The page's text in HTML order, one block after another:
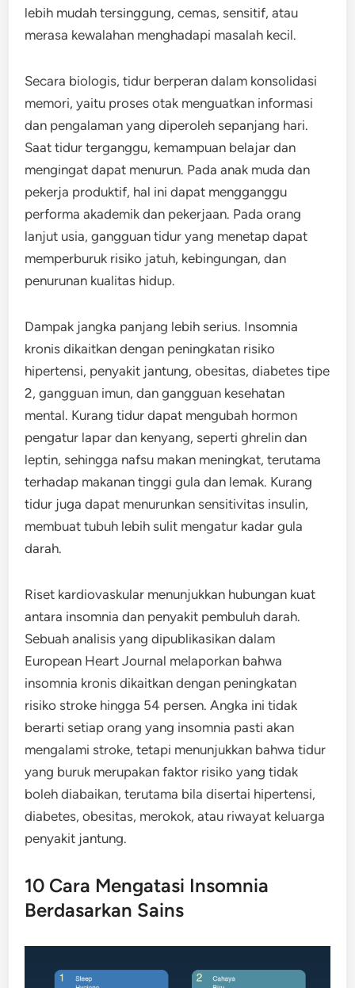
lebih mudah tersinggung, cemas, sensitif, atau
merasa kewalahan menghadapi masalah kecil.
Secara biologis, tidur berperan dalam konsolidasi
memori, yaitu proses otak menguatkan informasi
dan pengalaman yang diperoleh sepanjang hari.
Saat tidur terganggu, kemampuan belajar dan
mengingat dapat menurun. Pada anak muda dan
pekerja produktif, hal ini dapat mengganggu
performa akademik dan pekerjaan. Pada orang
lanjut usia, gangguan tidur yang menetap dapat
memperburuk risiko jatuh, kebingungan, dan
penurunan kualitas hidup.
Dampak jangka panjang lebih serius. Insomnia
kronis dikaitkan dengan peningkatan risiko
hipertensi, penyakit jantung, obesitas, diabetes tipe
2, gangguan imun, dan gangguan kesehatan
mental. Kurang tidur dapat mengubah hormon
pengatur lapar dan kenyang, seperti ghrelin dan
leptin, sehingga nafsu makan meningkat, terutama
terhadap makanan tinggi gula dan lemak. Kurang
tidur juga dapat menurunkan sensitivitas insulin,
membuat tubuh lebih sulit mengatur kadar gula
darah.
Riset kardiovaskular menunjukkan hubungan kuat
antara insomnia dan penyakit pembuluh darah.
Sebuah analisis yang dipublikasikan dalam
European Heart Journal melaporkan bahwa
insomnia kronis dikaitkan dengan peningkatan
risiko stroke hingga 54 persen. Angka ini tidak
berarti setiap orang yang insomnia pasti akan
mengalami stroke, tetapi menunjukkan bahwa tidur
yang buruk merupakan faktor risiko yang tidak
boleh diabaikan, terutama bila disertai hipertensi,
diabetes, obesitas, merokok, atau riwayat keluarga
penyakit jantung.
10 Cara Mengatasi Insomnia
Berdasarkan Sains